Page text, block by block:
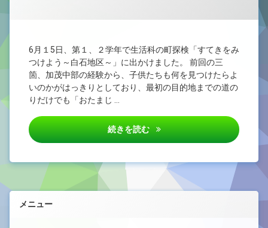
6月１5日、第１、２学年で生活科の町探検「すてきをみ
つけよう～白石地区～」に出かけました。 前回の三
箇、加茂中部の経験から、子供たちも何を見つけたらよ
いのかがはっきりとしており、最初の目的地までの道の
りだけでも「おたまじ …
続きを読む 第１、２学年 生活科「すて
メニュー